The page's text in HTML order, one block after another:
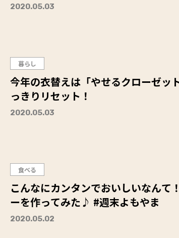
2020.05.03
暮らし
今年の衣替えは「やせるクローゼッ
っきりリセット！
2020.05.03
食べる
こんなにカンタンでおいしいなんて
ーを作ってみた♪ #週末よもやま
2020.05.02